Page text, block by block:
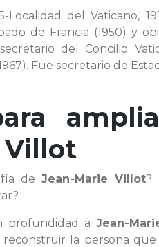
Localidad del Vaticano,
de Francia (1950) y
del Concilio
Fue secretario de
Villot
deJean-Marie Villot?
profundidad aJean-
la persona